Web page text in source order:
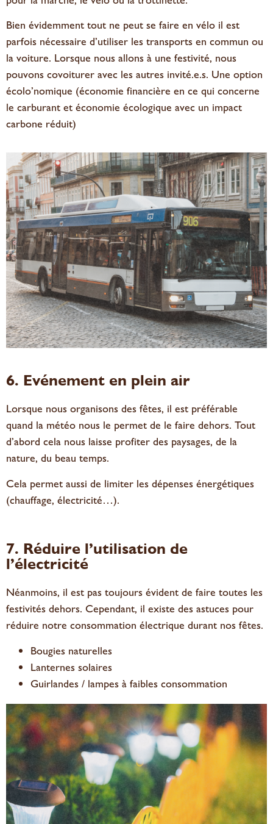
Bien évidemment tout ne peut se faire en vélo il est
parfois nécessaire d’utiliser les transports en commun ou
la voiture. Lorsque nous allons à une festivité, nous
pouvons covoiturer avec les autres invité.e.s. Une option
écolo’nomique (économie financière en ce qui concerne
le carburant et économie écologique avec un impact
carbone réduit)
6. Evénement en plein air
Lorsque nous organisons des fêtes, il est préférable
quand la météo nous le permet de le faire dehors. Tout
d’abord cela nous laisse profiter des paysages, de la
nature, du beau temps.
Cela permet aussi de limiter les dépenses énergétiques
(chauffage, électricité…).
7. Réduire l’utilisation de
l’électricité
Néanmoins, il est pas toujours évident de faire toutes les
festivités dehors. Cependant, il existe des astuces pour
réduire notre consommation électrique durant nos fêtes.
Bougies naturelles
Lanternes solaires
Guirlandes / lampes à faibles consommation